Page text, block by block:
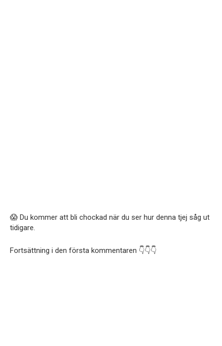
😱 Du kommer att bli chockad när du ser hur denna tjej såg ut
tidigare.
Fortsättning i den första kommentaren 👇👇👇